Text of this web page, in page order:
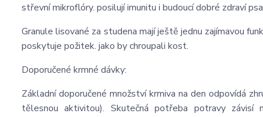
střevní mikroflóry. posilují imunitu i budoucí dobré zdraví
Granule lisované za studena mají ještě jednu zajímavou
poskytuje požitek. jako by chroupali kost.
Doporučené krmné dávky:
Základní doporučené množství krmiva na den odpovídá
tělesnou aktivitou). Skutečná potřeba potravy